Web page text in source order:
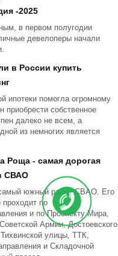
-2025
в первом полугодии
девелоперы начали
в России купить
ипотеки помогла огромному
приобрести собственное
далеко не всем, а
из немногих является
Роща - самая дорогая
СВАО
южный район СВАО. Его
проходит по
и по Проспекту Мира,
Армии, Достоевского
улицы, ТТК,
и Складочной